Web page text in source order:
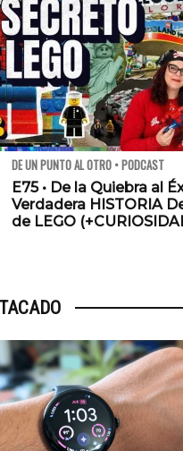
DE UN PUNTO AL OTRO • PODCAST
E75 • De la Quiebra al
Verdadera HISTORIA
de LEGO